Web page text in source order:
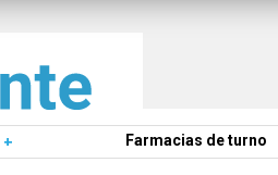
+ Farmacias de turno